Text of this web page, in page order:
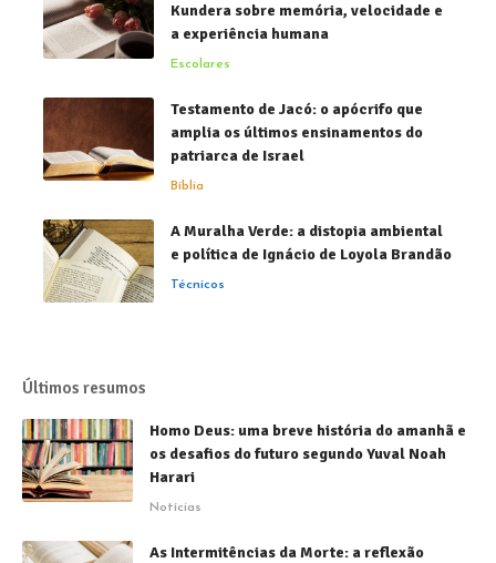
Kundera sobre memória, velocidade e
a experiência humana
Escolares
Testamento de Jacó: o apócrifo que
amplia os últimos ensinamentos do
patriarca de Israel
Bíblia
A Muralha Verde: a distopia ambiental
e política de Ignácio de Loyola Brandão
Técnicos
Últimos resumos
Homo Deus: uma breve história do amanhã e
os desafios do futuro segundo Yuval Noah
Harari
Notícias
As Intermitências da Morte: a reflexão